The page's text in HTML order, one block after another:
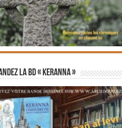
la BD « Keranna »